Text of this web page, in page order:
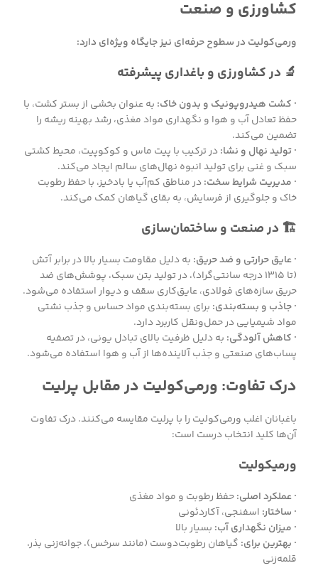
کشاورزی و صنعت
ورمی‌کولیت در سطوح حرفه‌ای نیز جایگاه ویژه‌ای دارد:
🔬 در کشاورزی و باغداری پیشرفته
· کشت هیدروپونیک و بدون خاک: به عنوان بخشی از بستر کشت، با
حفظ تعادل آب و هوا و نگهداری مواد مغذی، رشد بهینه ریشه را
تضمین می‌کند.
· تولید نهال و نشا:در ترکیب با پیت ماس و کوکوپیت، محیط کشتی
سبک و غنی برای تولید انبوه نهال‌های سالم ایجاد می‌کند.
· مدیریت شرایط سخت:در مناطق کم‌آب یا بادخیز، با حفظ رطوبت
خاک و جلوگیری از فرسایش، به بقای گیاهان کمک می‌کند.
🏗️ در صنعت و ساختمان‌سازی
· عایق حرارتی و ضد حریق: به دلیل مقاومت بسیار بالا در برابر آتش
(تا ۱۳۱۵ درجه سانتی‌گراد)، در تولید بتن سبک، پوشش‌های ضد
حریق سازه‌های فولادی، عایق‌کاری سقف و دیوار استفاده می‌شود.
· جاذب و بسته‌بندی: برای بسته‌بندی مواد حساس و جذب نشتی
مواد شیمیایی در حمل‌ونقل کاربرد دارد.
· کاهش آلودگی: به دلیل ظرفیت بالای تبادل یونی، در تصفیه
پساب‌های صنعتی و جذب آلاینده‌ها از آب و هوا استفاده می‌شود.
درک تفاوت: ورمی‌کولیت در مقابل پرلیت
باغبانان اغلب ورمی‌کولیت را با پرلیت مقایسه می‌کنند. درک تفاوت
آن‌ها کلید انتخاب درست است:
ورمیکولیت
· عملکرد اصلی:حفظ رطوبت و مواد مغذی
· ساختار: اسفنجی، آکاردئونی
· میزان نگهداری آب: بسیار بالا
· بهترین برای: گیاهان رطوبت‌دوست (مانند سرخس)، جوانه‌زنی بذر،
قلمه‌زنی